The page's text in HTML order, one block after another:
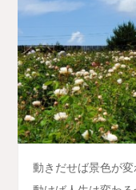
動きだせば景色が